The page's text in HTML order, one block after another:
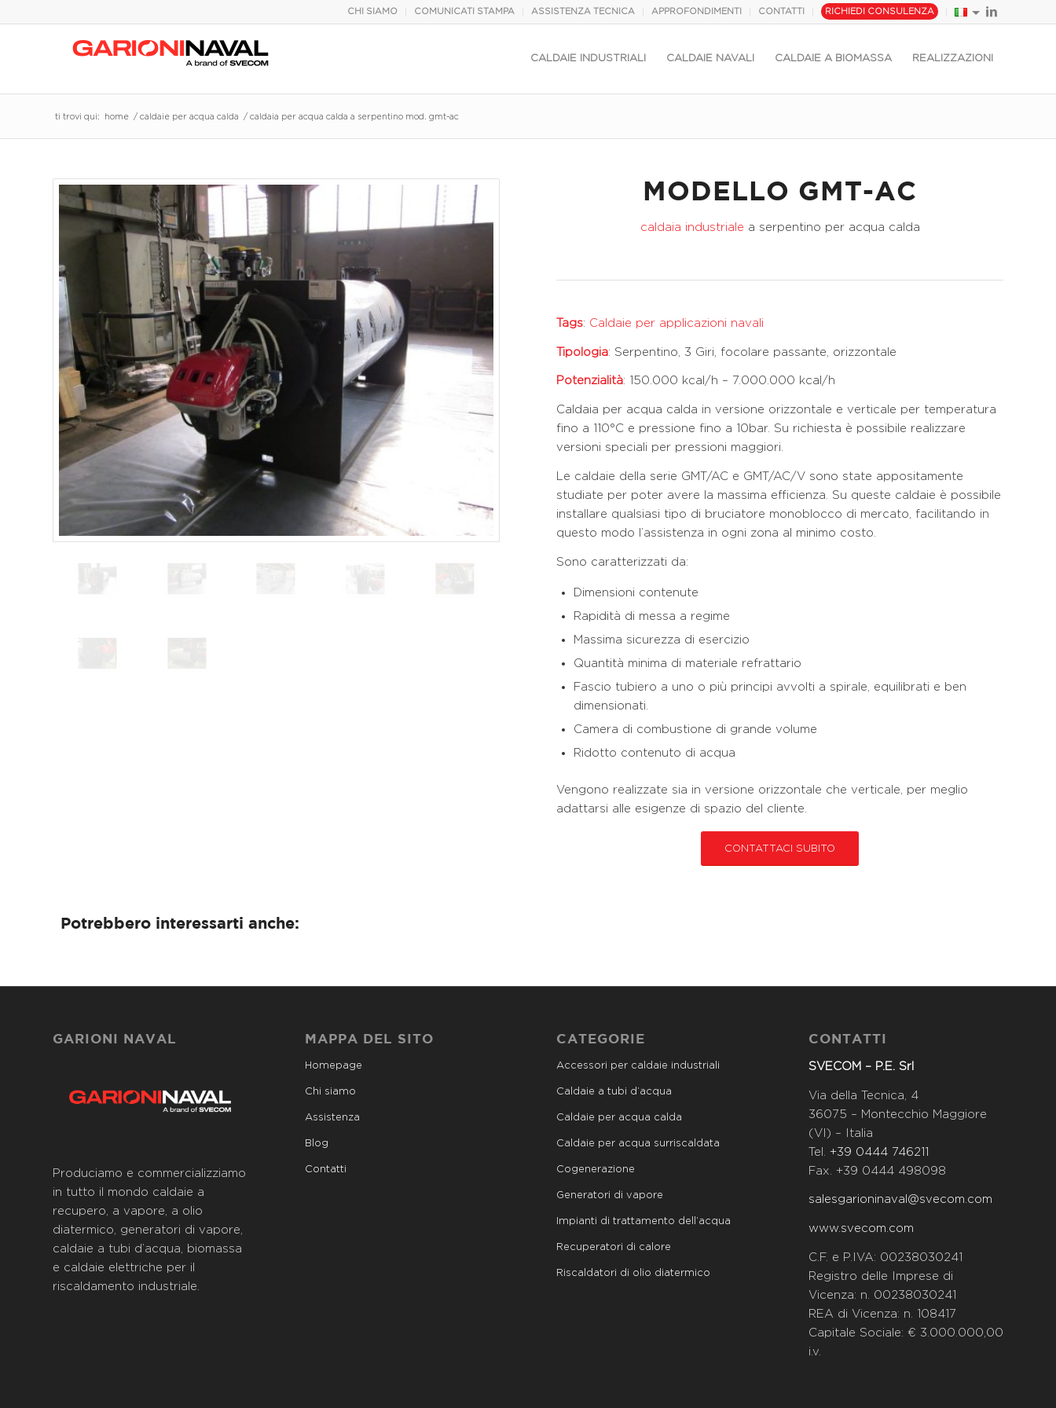
CHI SIAMO COMUNICATI STAMPA ASSISTENZA TECNICA APPROFONDIMENTI CONTATTI RICHIEDI CONSULENZA
CALDAIE INDUSTRIALI CALDAIE NAVALI CALDAIE A BIOMASSA REALIZZAZIONI
ti trovi qui: home / caldaie per acqua calda / caldaia per acqua calda a serpentino mod. gmt-ac
MODELLO GMT-AC
caldaia industriale a serpentino per acqua calda
Tags: Caldaie per applicazioni navali
Tipologia: Serpentino, 3 Giri, focolare passante, orizzontale
Potenzialità: 150.000 kcal/h – 7.000.000 kcal/h
Caldaia per acqua calda in versione orizzontale e verticale per temperatura
fino a 110°C e pressione fino a 10bar. Su richiesta è possibile realizzare
versioni speciali per pressioni maggiori.
Le caldaie della serie GMT/AC e GMT/AC/V sono state appositamente
studiate per poter avere la massima efficienza. Su queste caldaie è possibile
installare qualsiasi tipo di bruciatore monoblocco di mercato, facilitando in
questo modo l’assistenza in ogni zona al minimo costo.
Sono caratterizzati da:
Dimensioni contenute
Rapidità di messa a regime
Massima sicurezza di esercizio
Quantità minima di materiale refrattario
Fascio tubiero a uno o più principi avvolti a spirale, equilibrati e ben
dimensionati.
Camera di combustione di grande volume
Ridotto contenuto di acqua
Vengono realizzate sia in versione orizzontale che verticale, per meglio
adattarsi alle esigenze di spazio del cliente.
CONTATTACI SUBITO
Potrebbero interessarti anche:
GARIONI NAVAL
Produciamo e commercializziamo
in tutto il mondo caldaie a
recupero, a vapore, a olio
diatermico, generatori di vapore,
caldaie a tubi d’acqua, biomassa
e caldaie elettriche per il
riscaldamento industriale.
MAPPA DEL SITO
Homepage
Chi siamo
Assistenza
Blog
Contatti
CATEGORIE
Accessori per caldaie industriali
Caldaie a tubi d’acqua
Caldaie per acqua calda
Caldaie per acqua surriscaldata
Cogenerazione
Generatori di vapore
Impianti di trattamento dell’acqua
Recuperatori di calore
Riscaldatori di olio diatermico
CONTATTI
SVECOM – P.E. Srl
Via della Tecnica, 4
36075 – Montecchio Maggiore
(VI) – Italia
Tel. +39 0444 746211
Fax. +39 0444 498098
salesgarioninaval@svecom.com
www.svecom.com
C.F. e P.IVA: 00238030241
Registro delle Imprese di
Vicenza: n. 00238030241
REA di Vicenza: n. 108417
Capitale Sociale: € 3.000.000,00
i.v.